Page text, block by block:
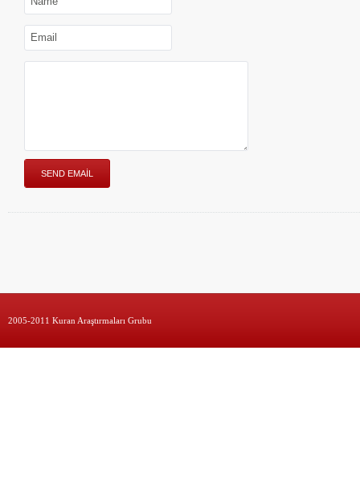
2005-2011 Kuran Araştırmaları Grubu